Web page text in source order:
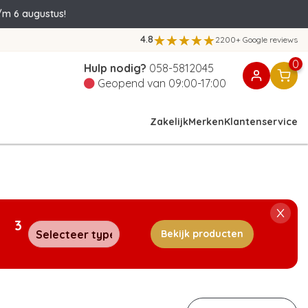
6 augustus!
4.8 2200+ Google reviews
Hulp nodig? 058-5812045
Geopend van 09:00-17:00
0
ZakelijkMerkenKlantenservice
3 Bekijk producten